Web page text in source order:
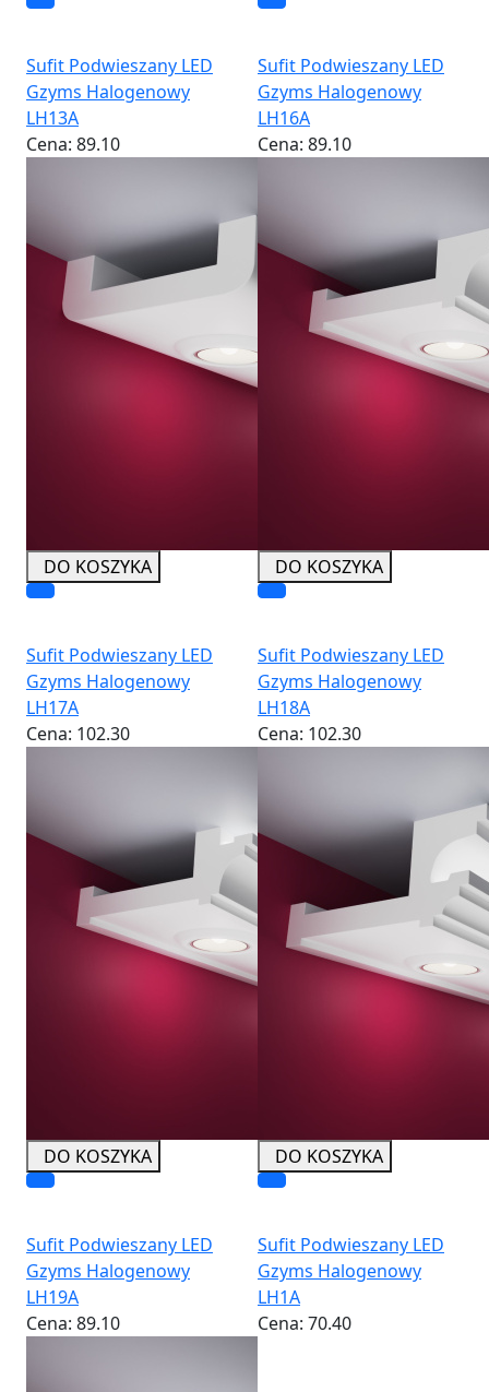
Sufit Podwieszany LED
Gzyms Halogenowy
LH13A
Cena: 89.10
DO KOSZYKA
Sufit Podwieszany LED
Gzyms Halogenowy
LH16A
Cena: 89.10
DO KOSZYKA
Sufit Podwieszany LED
Gzyms Halogenowy
LH17A
Cena: 102.30
DO KOSZYKA
Sufit Podwieszany LED
Gzyms Halogenowy
LH18A
Cena: 102.30
DO KOSZYKA
Sufit Podwieszany LED
Gzyms Halogenowy
LH19A
Cena: 89.10
Sufit Podwieszany LED
Gzyms Halogenowy
LH1A
Cena: 70.40